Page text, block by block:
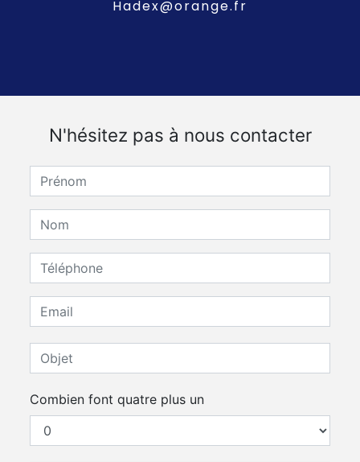
hadex@orange.fr
N'hésitez pas à nous contacter
Combien font quatre plus un